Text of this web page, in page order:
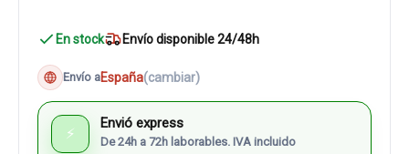
En stock Envío disponible 24/48h
Envío aEspaña(cambiar)
⚡
Envió express
De 24h a 72h laborables. IVA incluido